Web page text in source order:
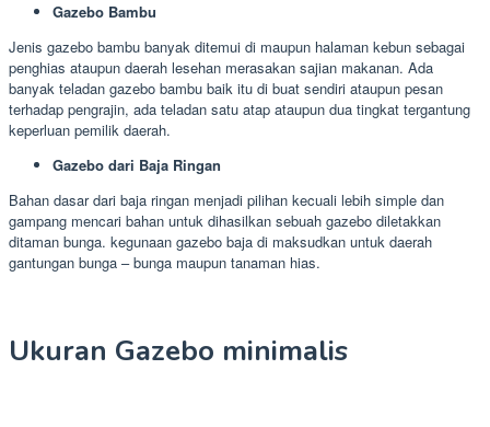
Gazebo Bambu
Jenis gazebo bambu banyak ditemui di maupun halaman kebun sebagai
penghias ataupun daerah lesehan merasakan sajian makanan. Ada
banyak teladan gazebo bambu baik itu di buat sendiri ataupun pesan
terhadap pengrajin, ada teladan satu atap ataupun dua tingkat tergantung
keperluan pemilik daerah.
Gazebo dari Baja Ringan
Bahan dasar dari baja ringan menjadi pilihan kecuali lebih simple dan
gampang mencari bahan untuk dihasilkan sebuah gazebo diletakkan
ditaman bunga. kegunaan gazebo baja di maksudkan untuk daerah
gantungan bunga – bunga maupun tanaman hias.
Ukuran Gazebo minimalis